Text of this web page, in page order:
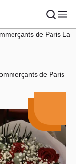
de Paris La
de Paris